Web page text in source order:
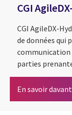
CGI
CGI AgileDX-
de données qui
communication
parties
En savoir